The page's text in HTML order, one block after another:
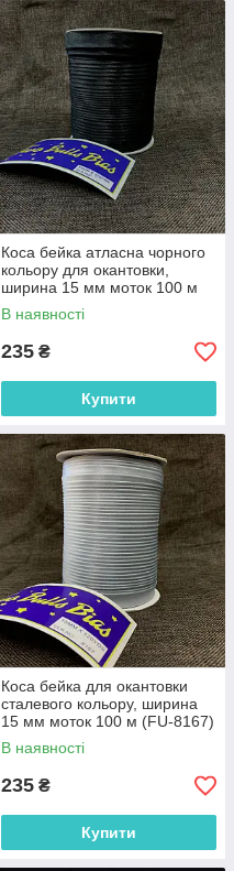
Коса бейка атласна чорного
кольору для окантовки,
ширина 15 мм моток 100 м
(FU-8194)
В наявності
235 ₴
Купити
Коса бейка для окантовки
сталевого кольору, ширина
15 мм моток 100 м (FU-8167)
В наявності
235 ₴
Купити